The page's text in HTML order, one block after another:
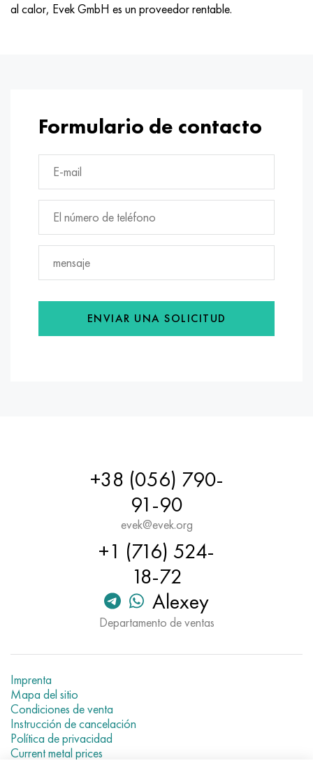
al calor, Evek GmbH es un proveedor rentable.
Formulario de contacto
ENVIAR UNA SOLICITUD
+38 (056) 790-
91-90
evek@evek.org
+1 (716) 524-
18-72
Alexey
Departamento de ventas
Imprenta
Mapa del sitio
Condiciones de venta
Instrucción de cancelación
Política de privacidad
Current metal prices